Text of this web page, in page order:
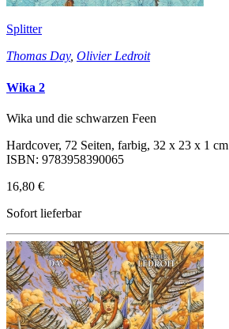
Splitter
Thomas Day, Olivier Ledroit
Wika 2
Wika und die schwarzen Feen
Hardcover, 72 Seiten, farbig, 32 x 23 x 1 cm
ISBN: 9783958390065
16,80 €
Sofort lieferbar